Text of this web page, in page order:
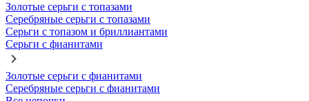
Золотые серьги с топазами
Серебряные серьги с топазами
Серьги с топазом и бриллиантами
Серьги с фианитами
Золотые серьги с фианитами
Серебряные серьги с фианитами